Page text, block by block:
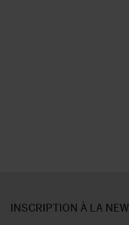
INSCRIPTION À LA